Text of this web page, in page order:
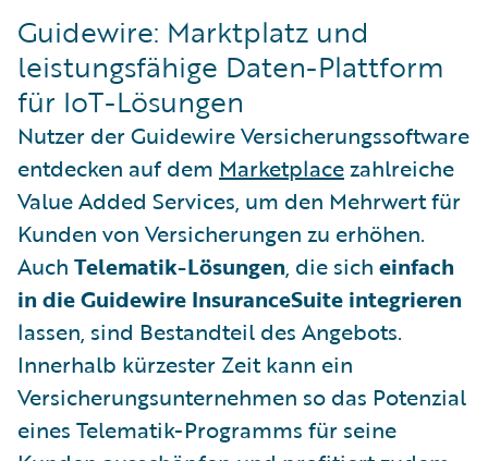
Guidewire: Marktplatz und
leistungsfähige Daten-Plattform
für IoT-Lösungen
Nutzer der Guidewire Versicherungssoftware
entdecken auf dem Marketplacezahlreiche
Value Added Services, um den Mehrwert für
Kunden von Versicherungen zu erhöhen.
Auch Telematik-Lösungen, die sich einfach
in die Guidewire InsuranceSuite integrieren
lassen, sind Bestandteil des Angebots.
Innerhalb kürzester Zeit kann ein
Versicherungsunternehmen so das Potenzial
eines Telematik-Programms für seine